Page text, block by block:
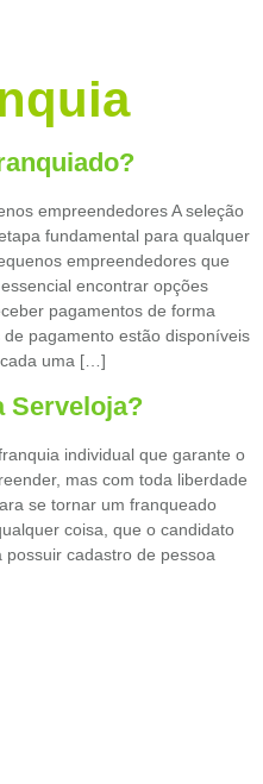
empreendedores A seleção
fundamental para qualquer
empreendedores que
encontrar opções
pagamentos de forma
pagamento estão disponíveis
uma […]
Serveloja?
individual que garante o
mas com toda liberdade
se tornar um franqueado
coisa, que o candidato
possuir cadastro de pessoa